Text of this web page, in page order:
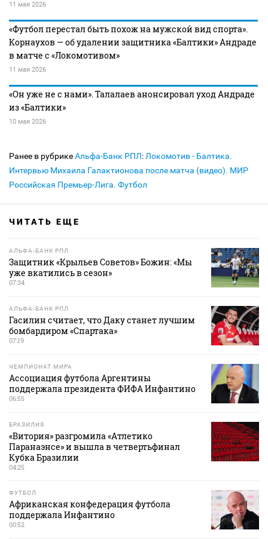
11 мая 2026
«Футбол перестал быть похож на мужской вид спорта».
Корнаухов — об удалении защитника «Балтики» Андраде
в матче с «Локомотивом»
11 мая 2026
«Он уже не с нами». Талалаев анонсировал уход Андраде
из «Балтики»
10 мая 2026
Ранее в рубрикеАльфа-Банк РПЛ: Локомотив - Балтика.
Интервью Михаила Галактионова после матча (видео). МИР
Российская Премьер-Лига. Футбол
ЧИТАТЬ ЕЩЕ
АЛЬФА-БАНК РПЛ
Защитник «Крыльев Советов» Божин: «Мы
уже вкатились в сезон»
07:34
АЛЬФА-БАНК РПЛ
Гасилин считает, что Даку станет лучшим
бомбардиром «Спартака»
07:19
ЧЕМПИОНАТ МИРА
Ассоциация футбола Аргентины
поддержала президента ФИФА Инфантино
06:55
БРАЗИЛИЯ
«Витория» разгромила «Атлетико
Паранаэнсе» и вышла в четвертьфинал
Кубка Бразилии
04:25
ФУТБОЛ
Африканская конфедерация футбола
поддержала Инфантино
00:52